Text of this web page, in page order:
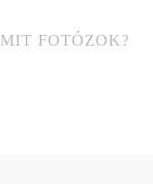
MIT FOTÓZOK?